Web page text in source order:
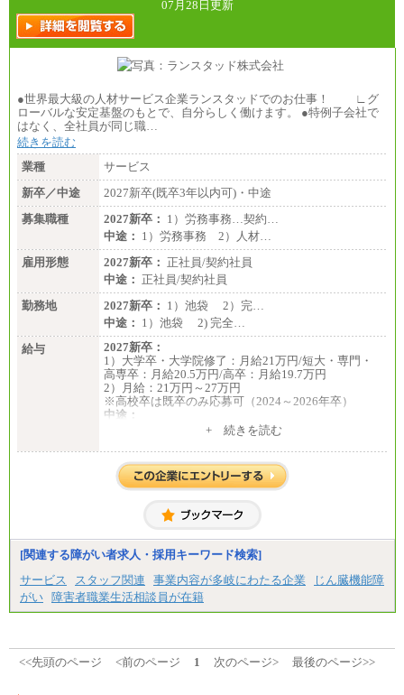
07月28日更新
●世界最大級の人材サービス企業ランスタッドでのお仕事！ ∟グ
ローバルな安定基盤のもとで、自分らしく働けます。 ●特例子会社で
はなく、全社員が同じ職…
続きを読む
業種
サービス
新卒／中途
2027新卒(既卒3年以内可)・中途
募集職種
2027新卒： 1）労務事務…契約…
中途： 1）労務事務 2）人材…
雇用形態
2027新卒： 正社員/契約社員
中途： 正社員/契約社員
勤務地
2027新卒： 1）池袋 2）完…
中途： 1）池袋 2) 完全…
給与
2027新卒：
1）大学卒・大学院修了：月給21万円/短大・専門・
高専卒：月給20.5万円/高卒：月給19.7万円
2）月給：21万円～27万円
※高校卒は既卒のみ応募可（2024～2026年卒）
中途：
1）月給：21万円～25万円+ 続きを読む
[関連する障がい者求人・採用キーワード検索]
サービス
スタッフ関連 事業内容が多岐にわたる企業
じん臓機能障
がい 障害者職業生活相談員が在籍
<<先頭のページ <前のページ 1 次のページ> 最後のページ>>